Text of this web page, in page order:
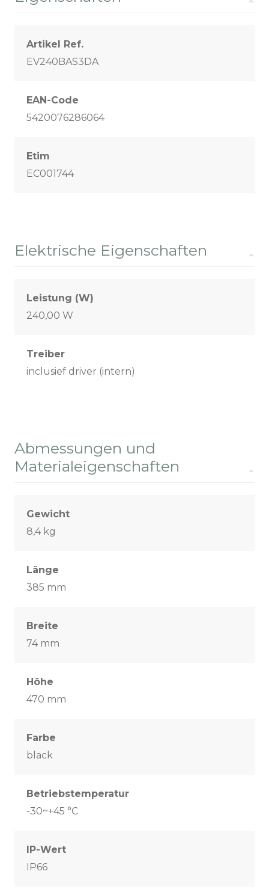
Artikel Ref.
EV240BAS3DA
EAN-Code
5420076286064
Etim
EC001744
Elektrische Eigenschaften
Leistung (W)
240,00 W
Treiber
inclusief driver (intern)
Abmessungen und
Materialeigenschaften
Gewicht
8,4 kg
Länge
385 mm
Breite
74 mm
Höhe
470 mm
Farbe
black
Betriebstemperatur
-30~+45 °C
IP-Wert
IP66